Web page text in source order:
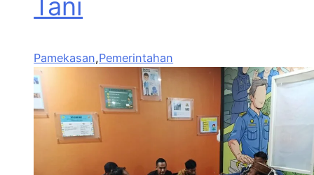
Tani
Pamekasan,Pemerintahan